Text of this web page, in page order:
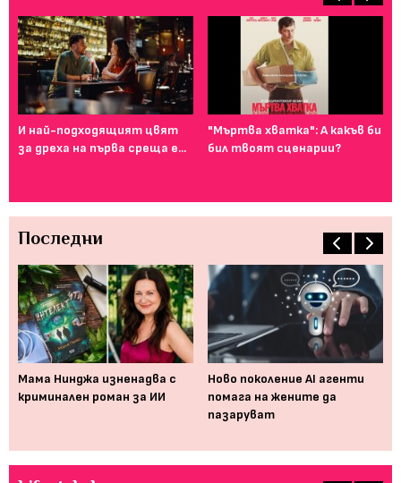
И най-подходящият цвят
за дреха на първа среща е...
"Мъртва хватка": А какъв би
бил твоят сценарии?
Последни
Мама Нинджа изненадва с
криминален роман за ИИ
Ново поколение AI агенти
помага на жените да
пазаруват